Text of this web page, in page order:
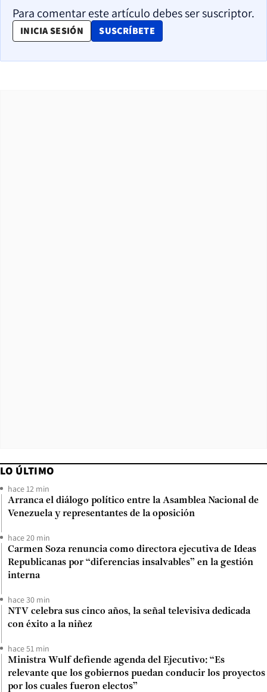
Para comentar este artículo debes ser suscriptor.
INICIA SESIÓN SUSCRÍBETE
OPENS IN NEW WINDOW
LO ÚLTIMO
hace 12 min
Arranca el diálogo político entre la Asamblea Nacional de
Venezuela y representantes de la oposición
hace 20 min
Carmen Soza renuncia como directora ejecutiva de Ideas
Republicanas por “diferencias insalvables” en la gestión
interna
hace 30 min
NTV celebra sus cinco años, la señal televisiva dedicada
con éxito a la niñez
hace 51 min
Ministra Wulf defiende agenda del Ejecutivo: “Es
relevante que los gobiernos puedan conducir los proyectos
por los cuales fueron electos”